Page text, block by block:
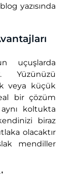
yazısında
uçuşlarda
Yüzünüzü
veya küçük
bir çözüm
koltukta
biraz
olacaktır
mendiller